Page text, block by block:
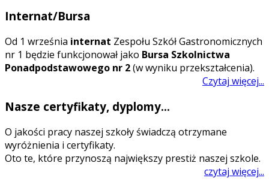
Internat/Bursa
Od 1 września internat Zespołu Szkół Gastronomicznych
nr 1 będzie funkcjonował jako Bursa Szkolnictwa
Ponadpodstawowego nr 2(w wyniku przekształcenia).
Czytaj więcej...
Nasze certyfikaty, dyplomy...
O jakości pracy naszej szkoły świadczą otrzymane
wyróżnienia i certyfikaty.
Oto te, które przynoszą największy prestiż naszej szkole.
czytaj więcej...